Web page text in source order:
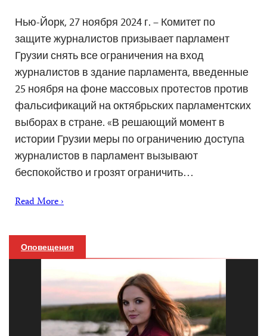
Нью-Йорк, 27 ноября 2024 г. – Комитет по
защите журналистов призывает парламент
Грузии снять все ограничения на вход
журналистов в здание парламента, введенные
25 ноября на фоне массовых протестов против
фальсификаций на октябрьских парламентских
выборах в стране. «В решающий момент в
истории Грузии меры по ограничению доступа
журналистов в парламент вызывают
беспокойство и грозят ограничить…
Read More ›
Оповещения